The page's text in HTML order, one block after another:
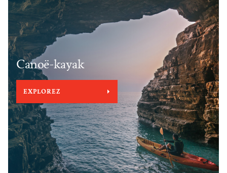
Canoë-kayak
EXPLOREZ